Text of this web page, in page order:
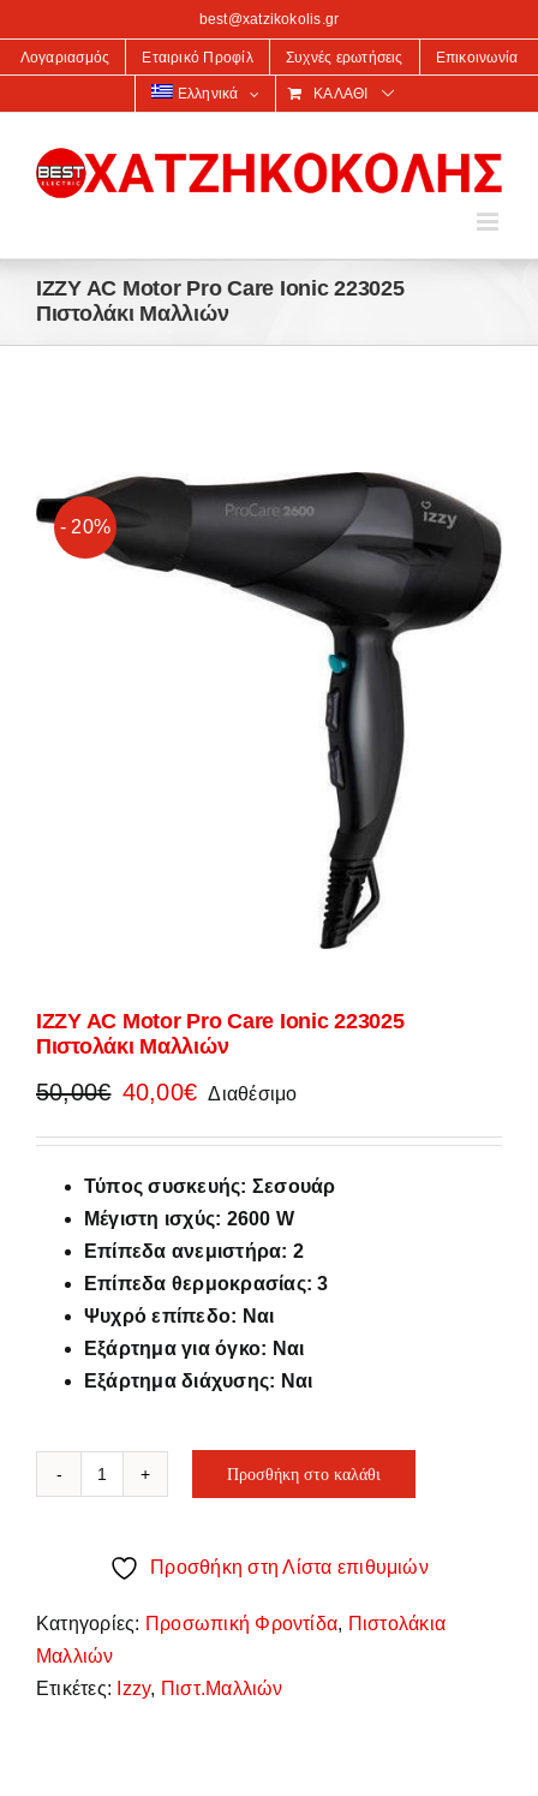
best@xatzikokolis.gr
Λογαριασμός Εταιρικό Προφίλ Συχνές ερωτήσεις Επικοινωνία
Ελληνικά ΚΑΛΆΘΙ
IZZY AC Motor Pro Care Ionic 223025
Πιστολάκι Μαλλιών
- 20%
IZZY AC Motor Pro Care Ionic 223025
Πιστολάκι Μαλλιών
50,00€
Original
was:
50,00€.
40,00€Η
τιμή
είναι:
40,00€.
Διαθέσιμο
Τύπος συσκευής: Σεσουάρ
Μέγιστη ισχύς: 2600 W
Επίπεδα ανεμιστήρα: 2
Επίπεδα θερμοκρασίας: 3
Ψυχρό επίπεδο: Ναι
Εξάρτημα για όγκο: Ναι
Εξάρτημα διάχυσης: Ναι
Motor
Pro
Care
Ionic
223025
Προσθήκη στο καλάθι
Προσθήκη στη Λίστα επιθυμιών
Κατηγορίες: Προσωπική Φροντίδα, Πιστολάκια
Μαλλιών
Ετικέτες: Izzy, Πιστ.Μαλλιών